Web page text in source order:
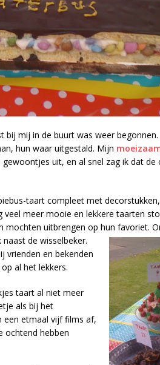
bij mij in de buurt was weer
hun waar uitgestald. Mijn
uit, en al snel zag ik dat de
taart compleet met
veel meer mooie en lekkere taarten
mochten uitbrengen op hun favoriet.
de wisselbeker.
vrienden en bekenden
al het lekkers.
taart al niet meer
als bij het
een etmaal vijf films af,
ochtend hebben